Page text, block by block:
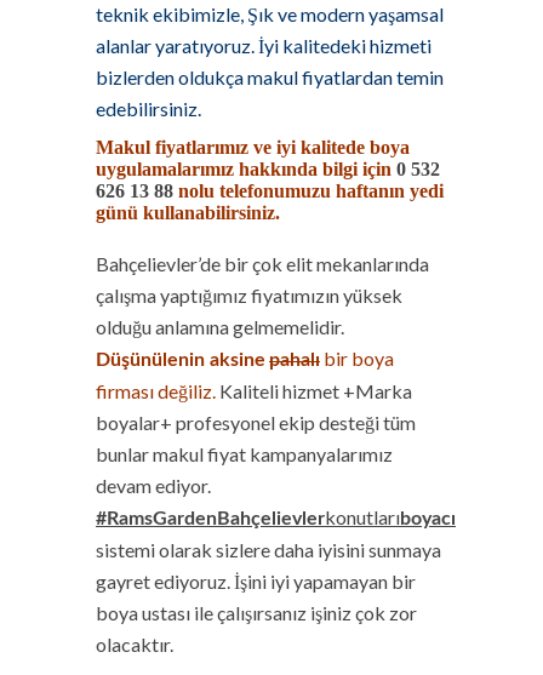
teknik ekibimizle, Şık ve modern yaşamsal
alanlar yaratıyoruz. İyi kalitedeki hizmeti
bizlerden oldukça makul fiyatlardan temin
edebilirsiniz.
Makul fiyatlarımız ve iyi kalitede boya
uygulamalarımız hakkında bilgi için 0 532
626 13 88 nolu telefonumuzu haftanın yedi
günü kullanabilirsiniz.
Bahçelievler’de bir çok elit mekanlarında
çalışma yaptığımız fiyatımızın yüksek
olduğu anlamına gelmemelidir.
Düşünülenin aksine pahalı bir boya
firması değiliz. Kaliteli hizmet +Marka
boyalar+ profesyonel ekip desteği tüm
bunlar makul fiyat kampanyalarımız
devam ediyor.
#RamsGardenBahçelievlerkonutlarıboyacı
sistemi olarak sizlere daha iyisini sunmaya
gayret ediyoruz. İşini iyi yapamayan bir
boya ustası ile çalışırsanız işiniz çok zor
olacaktır.